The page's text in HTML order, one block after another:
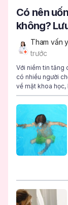
Có nên
không?
Tham vấn
trước
Với niềm tin tăng
có nhiều người
về mặt khoa